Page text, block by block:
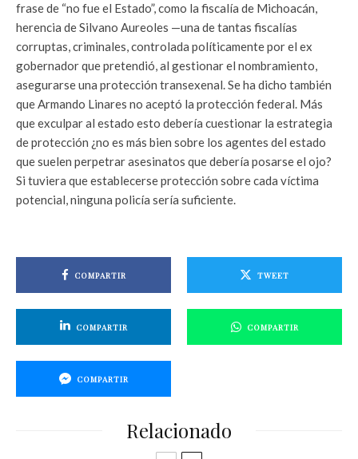
frase de “no fue el Estado”, como la fiscalía de Michoacán,
herencia de Silvano Aureoles —una de tantas fiscalías
corruptas, criminales, controlada políticamente por el ex
gobernador que pretendió, al gestionar el nombramiento,
asegurarse una protección transexenal. Se ha dicho también
que Armando Linares no aceptó la protección federal. Más
que exculpar al estado esto debería cuestionar la estrategia
de protección ¿no es más bien sobre los agentes del estado
que suelen perpetrar asesinatos que debería posarse el ojo?
Si tuviera que establecerse protección sobre cada víctima
potencial, ninguna policía sería suficiente.
COMPARTIR TWEET
COMPARTIR COMPARTIR
COMPARTIR
Relacionado